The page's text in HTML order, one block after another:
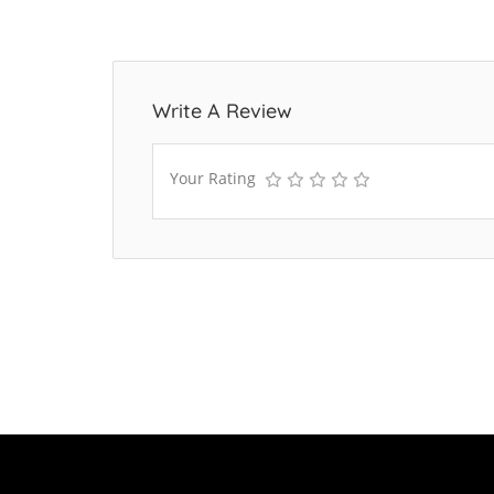
Write A Review
Your Rating